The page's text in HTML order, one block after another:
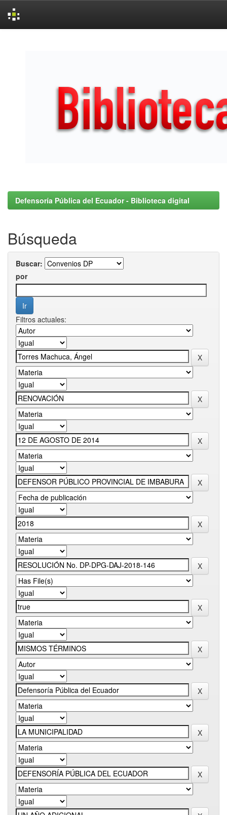
Defensoría Pública del Ecuador - Biblioteca digital
Búsqueda
Buscar:
por
Filtros actuales: